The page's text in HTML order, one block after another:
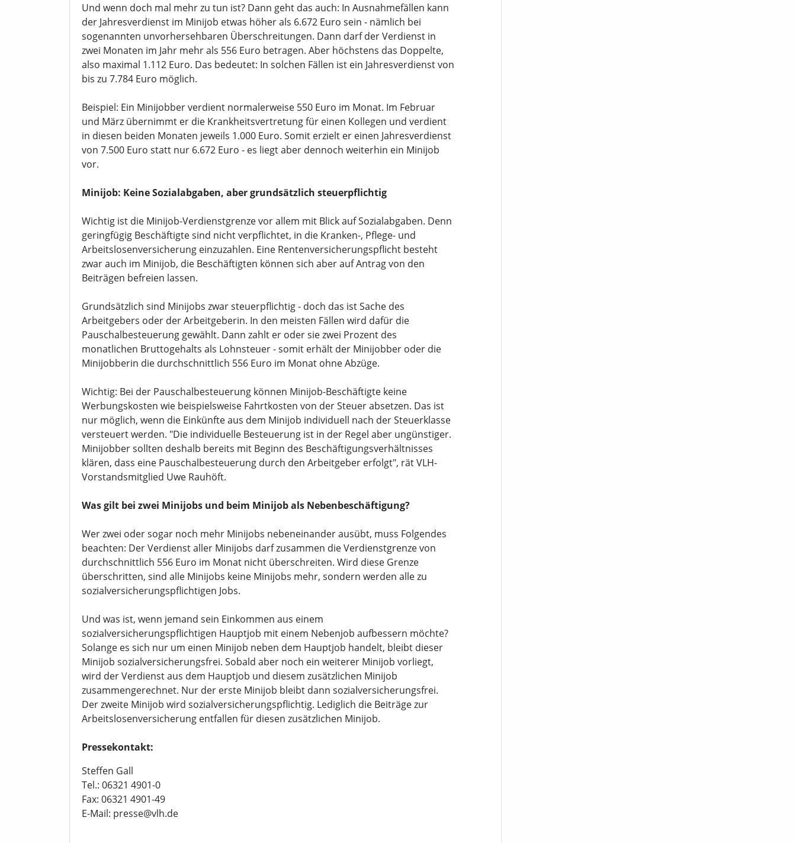
Und wenn doch mal mehr zu tun ist? Dann geht das auch: In Ausnahmefällen kann
der Jahresverdienst im Minijob etwas höher als 6.672 Euro sein - nämlich bei
sogenannten unvorhersehbaren Überschreitungen. Dann darf der Verdienst in
zwei Monaten im Jahr mehr als 556 Euro betragen. Aber höchstens das Doppelte,
also maximal 1.112 Euro. Das bedeutet: In solchen Fällen ist ein Jahresverdienst von
bis zu 7.784 Euro möglich.
Beispiel: Ein Minijobber verdient normalerweise 550 Euro im Monat. Im Februar
und März übernimmt er die Krankheitsvertretung für einen Kollegen und verdient
in diesen beiden Monaten jeweils 1.000 Euro. Somit erzielt er einen Jahresverdienst
von 7.500 Euro statt nur 6.672 Euro - es liegt aber dennoch weiterhin ein Minijob
vor.
Minijob: Keine Sozialabgaben, aber grundsätzlich steuerpflichtig
Wichtig ist die Minijob-Verdienstgrenze vor allem mit Blick auf Sozialabgaben. Denn
geringfügig Beschäftigte sind nicht verpflichtet, in die Kranken-, Pflege- und
Arbeitslosenversicherung einzuzahlen. Eine Rentenversicherungspflicht besteht
zwar auch im Minijob, die Beschäftigten können sich aber auf Antrag von den
Beiträgen befreien lassen.
Grundsätzlich sind Minijobs zwar steuerpflichtig - doch das ist Sache des
Arbeitgebers oder der Arbeitgeberin. In den meisten Fällen wird dafür die
Pauschalbesteuerung gewählt. Dann zahlt er oder sie zwei Prozent des
monatlichen Bruttogehalts als Lohnsteuer - somit erhält der Minijobber oder die
Minijobberin die durchschnittlich 556 Euro im Monat ohne Abzüge.
Wichtig: Bei der Pauschalbesteuerung können Minijob-Beschäftigte keine
Werbungskosten wie beispielsweise Fahrtkosten von der Steuer absetzen. Das ist
nur möglich, wenn die Einkünfte aus dem Minijob individuell nach der Steuerklasse
versteuert werden. "Die individuelle Besteuerung ist in der Regel aber ungünstiger.
Minijobber sollten deshalb bereits mit Beginn des Beschäftigungsverhältnisses
klären, dass eine Pauschalbesteuerung durch den Arbeitgeber erfolgt", rät VLH-
Vorstandsmitglied Uwe Rauhöft.
Was gilt bei zwei Minijobs und beim Minijob als Nebenbeschäftigung?
Wer zwei oder sogar noch mehr Minijobs nebeneinander ausübt, muss Folgendes
beachten: Der Verdienst aller Minijobs darf zusammen die Verdienstgrenze von
durchschnittlich 556 Euro im Monat nicht überschreiten. Wird diese Grenze
überschritten, sind alle Minijobs keine Minijobs mehr, sondern werden alle zu
sozialversicherungspflichtigen Jobs.
Und was ist, wenn jemand sein Einkommen aus einem
sozialversicherungspflichtigen Hauptjob mit einem Nebenjob aufbessern möchte?
Solange es sich nur um einen Minijob neben dem Hauptjob handelt, bleibt dieser
Minijob sozialversicherungsfrei. Sobald aber noch ein weiterer Minijob vorliegt,
wird der Verdienst aus dem Hauptjob und diesem zusätzlichen Minijob
zusammengerechnet. Nur der erste Minijob bleibt dann sozialversicherungsfrei.
Der zweite Minijob wird sozialversicherungspflichtig. Lediglich die Beiträge zur
Arbeitslosenversicherung entfallen für diesen zusätzlichen Minijob.
Pressekontakt:
Steffen Gall
Tel.: 06321 4901-0
Fax: 06321 4901-49
E-Mail: presse@vlh.de